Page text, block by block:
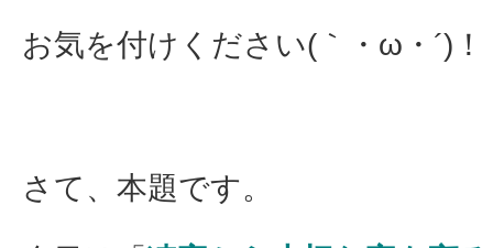
お気を付けください(｀・ω・´)！
さて、本題です。